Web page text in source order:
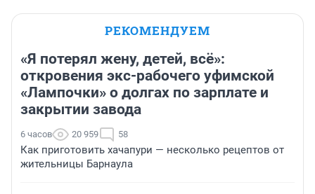
РЕКОМЕНДУЕМ
«Я потерял жену, детей, всё»:
откровения экс-рабочего уфимской
«Лампочки» о долгах по зарплате и
закрытии завода
6 часов 20 959 58
Как приготовить хачапури — несколько рецептов от
жительницы Барнаула